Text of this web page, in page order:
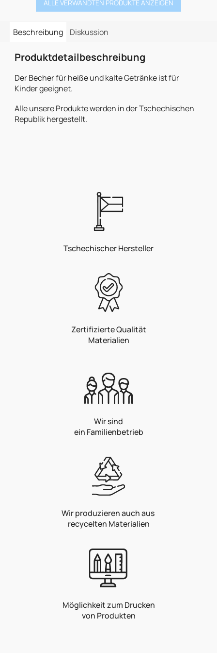
ALLE VERWANDTEN PRODUKTE ANZEIGEN
Beschreibung Diskussion
Produktdetailbeschreibung
Der Becher für heiße und kalte Getränke ist für
Kinder geeignet.
Alle unsere Produkte werden in der Tschechischen
Republik hergestellt.
Tschechischer Hersteller
Zertifizierte Qualität
Materialien
Wir sind
ein Familienbetrieb
Wir produzieren auch aus
recycelten Materialien
Möglichkeit zum Drucken
von Produkten